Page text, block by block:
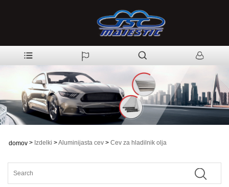
domov > Izdelki >Aluminijasta cev > Cev za hladilnik olja